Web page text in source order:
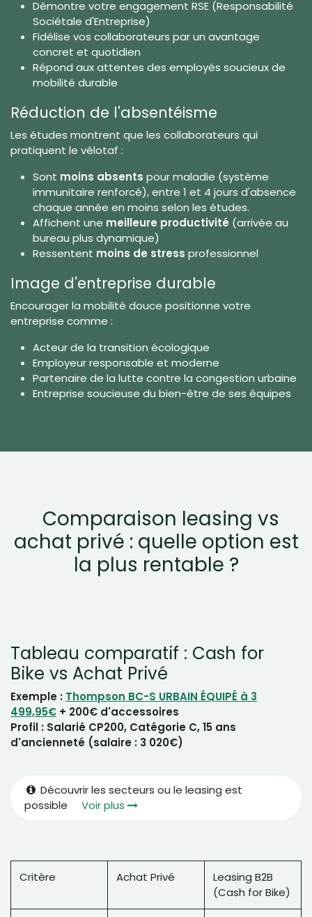
Démontre votre engagement RSE (Responsabilité
Sociétale d'Entreprise)
Fidélise vos collaborateurs par un avantage
concret et quotidien
Répond aux attentes des employés soucieux de
mobilité durable
Réduction de l'absentéisme
Les études montrent que les collaborateurs qui
pratiquent le vélotaf :
Sont moins absents pour maladie (système
immunitaire renforcé), entre 1 et 4 jours d'absence
chaque année en moins selon les études.
Affichent une meilleure productivité (arrivée au
bureau plus dynamique)
Ressentent moins de stress professionnel
Image d'entreprise durable
Encourager la mobilité douce positionne votre
entreprise comme :
Acteur de la transition écologique
Employeur responsable et moderne
Partenaire de la lutte contre la congestion urbaine
Entreprise soucieuse du bien-être de ses équipes
Comparaison leasing vs
achat privé : quelle option est
la plus rentable ?
Tableau comparatif : Cash for
Bike vs Achat Privé
Exemple : Thompson BC-S URBAIN ÉQUIPÉ à 3
499,95€ + 200€ d'accessoires
Profil : Salarié CP200, Catégorie C, 15 ans
d'ancienneté (salaire : 3 020€)
Découvrir les secteurs ou le leasing est
possible Voir plus
Critère Achat Privé
Leasing B2B
(Cash for Bike)